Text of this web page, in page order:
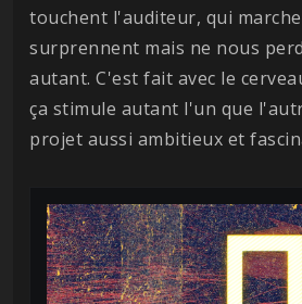
touchent l'auditeur, qui
surprennent mais ne nous
autant. C'est fait avec le
ça stimule autant l'un que
projet aussi ambitieux et